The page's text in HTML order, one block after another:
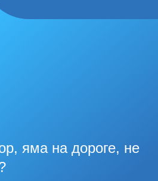
яма на дороге, не